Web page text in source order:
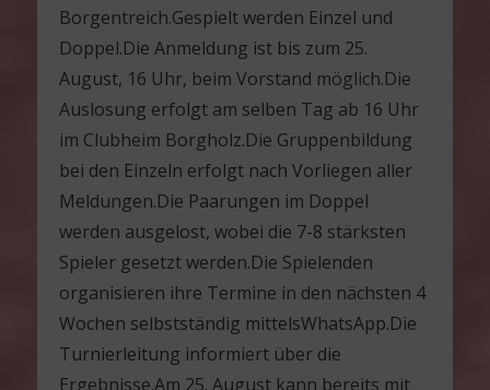
Borgentreich.Gespielt werden Einzel und
Doppel.Die Anmeldung ist bis zum 25.
August, 16 Uhr, beim Vorstand möglich.Die
Auslosung erfolgt am selben Tag ab 16 Uhr
im Clubheim Borgholz.Die Gruppenbildung
bei den Einzeln erfolgt nach Vorliegen aller
Meldungen.Die Paarungen im Doppel
werden ausgelost, wobei die 7-8 stärksten
Spieler gesetzt werden.Die Spielenden
organisieren ihre Termine in den nächsten 4
Wochen selbstständig mittelsWhatsApp.Die
Turnierleitung informiert über die
Ergebnisse.Am 25. August kann bereits mit